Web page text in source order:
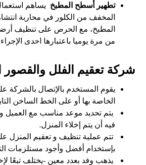
تطهير أسطح المطبخ يساهم
المخفف من الكلور في محاربة
المطبخ، مع الحرص على تنظيف
من مرة يوميا باعتبارها احدى
شركة تعقيم الفلل والقصور
يقوم المستخدم بالإتصال بالشركة
الخاصة بها أو على الخط الساخن
يتم تحديد موعد مناسب مع العميل
فيه أن يتم إخلاء المنزل.
تتم عملية تنظيف و تعقيم المنزل
بإستخدام أفضل وأجود مستلزمات
يذهب وفد بعدد معين -يختلف تبعًا